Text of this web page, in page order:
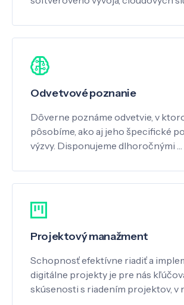
Odvetvové poznanie
Dôverne poznáme odvetvie, v
pôsobíme, ako aj jeho špecifické
výzvy. Disponujeme dlhoročnými …
Projektový manažment
Schopnosť efektívne riadiť a
digitálne projekty je pre nás
skúsenosti s riadením projektov, v